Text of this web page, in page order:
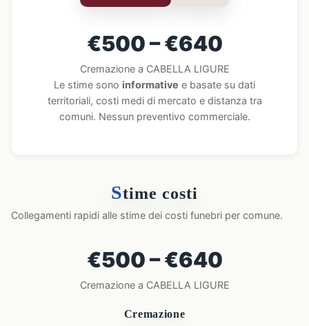
€500 – €640
Cremazione a CABELLA LIGURE
Le stime sono informative e basate su dati
territoriali, costi medi di mercato e distanza tra
comuni. Nessun preventivo commerciale.
Stime costi
Collegamenti rapidi alle stime dei costi funebri per comune.
€500 – €640
Cremazione a CABELLA LIGURE
Cremazione